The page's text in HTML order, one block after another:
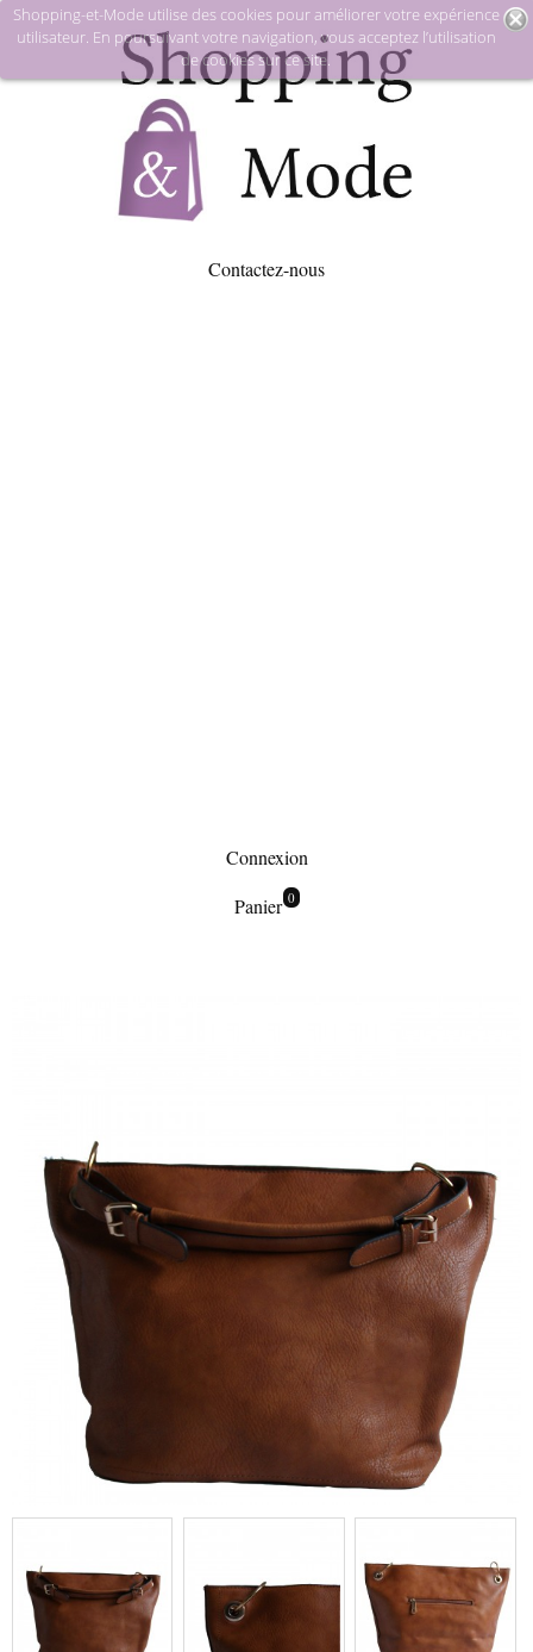
Contactez-nous
Connexion
Panier 0
Shopping-et-Mode utilise des cookies pour améliorer votre expérience
utilisateur. En poursuivant votre navigation, vous acceptez l’utilisation
de cookies sur ce site.